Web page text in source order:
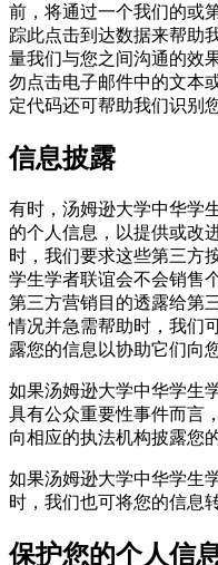
前，将通过一个我们的或
踪此点击到达数据来帮助
量我们与您之间沟通的效
勿点击电子邮件中的文本
定代码还可帮助我们识别
信息披露
有时，汤姆逊大学中华学
的个人信息，以提供或改
时，我们要求这些第三方
学生学者联谊会不会销售
第三方营销目的透露给第
情况并急需帮助时，我们
露您的信息以协助它们向
如果汤姆逊大学中华学生
具有公众重要性事件而言
向相应的执法机构披露您
如果汤姆逊大学中华学生
时，我们也可将您的信息
保护您的个人信